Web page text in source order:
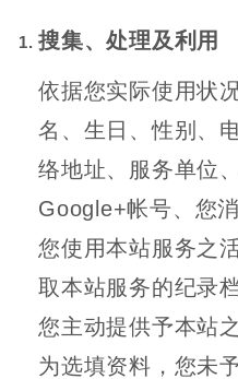
搜集、处理及利用
依据您实际使用状
名、生日、性别、
络地址、服务单位
Google+帐号、您
您使用本站服务之
取本站服务的纪录
您主动提供予本站
为选填资料，您未